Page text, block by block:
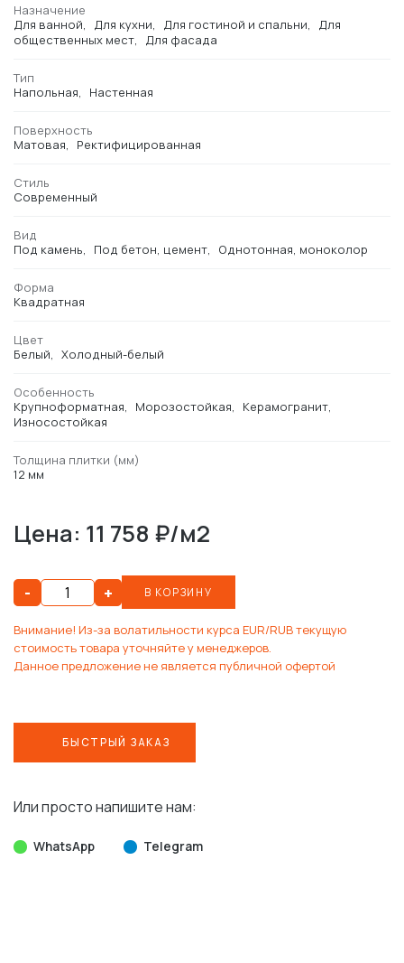
Назначение
Для ванной
Для кухни Для гостиной и спальни
Для
общественных мест
Для фасада
Тип
Напольная
Настенная
Поверхность
Матовая
Ректифицированная
Стиль
Современный
Вид
Под камень
Под бетон, цемент Однотонная, моноколор
Форма
Квадратная
Цвет
Белый
Холодный-белый
Особенность
Крупноформатная
Морозостойкая
Керамогранит
Износостойкая
Толщина плитки (мм)
12 мм
Цена: 11 758 ₽/м2
- + В КОРЗИНУ
Внимание! Из-за волатильности курса EUR/RUB текущую
стоимость товара уточняйте у менеджеров.
Данное предложение не является публичной офертой
БЫСТРЫЙ ЗАКАЗ
Или просто напишите нам:
WhatsApp Telegram